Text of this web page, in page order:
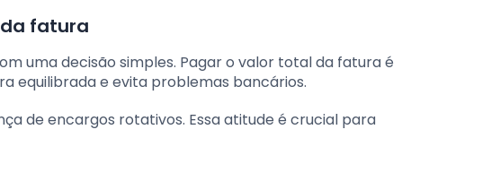
fatura
uma decisão simples. Pagar o valor total da fatura é
equilibrada e evita problemas bancários.
de encargos rotativos. Essa atitude é crucial para